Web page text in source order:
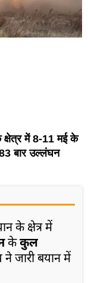
में 8-11 मई के
बार उल्लंघन
के क्षेत्र में
केकुल
जारी बयान में